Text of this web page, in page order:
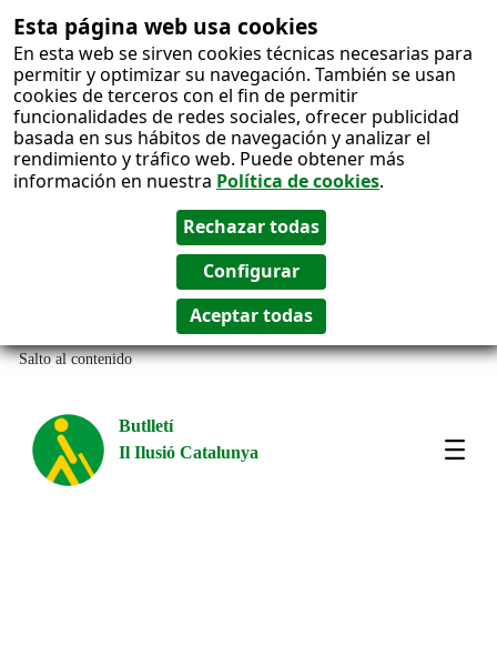
Esta página web usa cookies
En esta web se sirven cookies técnicas necesarias para
permitir y optimizar su navegación. También se usan
cookies de terceros con el fin de permitir
funcionalidades de redes sociales, ofrecer publicidad
basada en sus hábitos de navegación y analizar el
rendimiento y tráfico web. Puede obtener más
información en nuestra Política de cookies.
Salto al contenido
Butlletí
Il Ilusió Catalunya